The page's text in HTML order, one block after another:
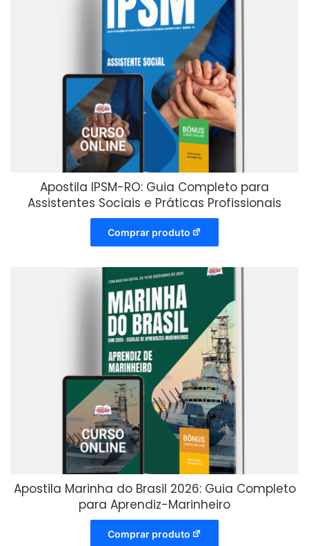
Apostila IPSM-RO: Guia Completo para
Assistentes Sociais e Práticas Profissionais
Comprar produto
Apostila Marinha do Brasil 2026: Guia Completo
para Aprendiz-Marinheiro
Comprar produto